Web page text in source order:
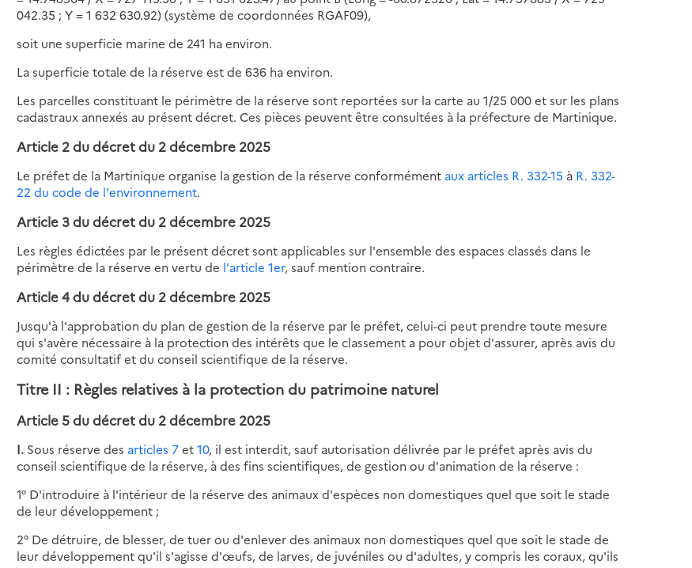
042.35 ; Y = 1 632 630.92) (système de coordonnées RGAF09),
soit une superficie marine de 241 ha environ.
La superficie totale de la réserve est de 636 ha environ.
Les parcelles constituant le périmètre de la réserve sont reportées sur la carte au 1/25 000 et sur les plans
cadastraux annexés au présent décret. Ces pièces peuvent être consultées à la préfecture de Martinique.
Article 2 du décret du 2 décembre 2025
Le préfet de la Martinique organise la gestion de la réserve conformément aux articles R. 332-15 à R. 332-
22 du code de l'environnement.
Article 3 du décret du 2 décembre 2025
Les règles édictées par le présent décret sont applicables sur l'ensemble des espaces classés dans le
périmètre de la réserve en vertu de l'article 1er, sauf mention contraire.
Article 4 du décret du 2 décembre 2025
Jusqu'à l'approbation du plan de gestion de la réserve par le préfet, celui-ci peut prendre toute mesure
qui s'avère nécessaire à la protection des intérêts que le classement a pour objet d'assurer, après avis du
comité consultatif et du conseil scientifique de la réserve.
Titre II : Règles relatives à la protection du patrimoine naturel
Article 5 du décret du 2 décembre 2025
I. Sous réserve des articles 7et10, il est interdit, sauf autorisation délivrée par le préfet après avis du
conseil scientifique de la réserve, à des fins scientifiques, de gestion ou d'animation de la réserve :
1° D'introduire à l'intérieur de la réserve des animaux d'espèces non domestiques quel que soit le stade
de leur développement ;
2° De détruire, de blesser, de tuer ou d'enlever des animaux non domestiques quel que soit le stade de
leur développement qu'il s'agisse d'œufs, de larves, de juvéniles ou d'adultes, y compris les coraux, qu'ils